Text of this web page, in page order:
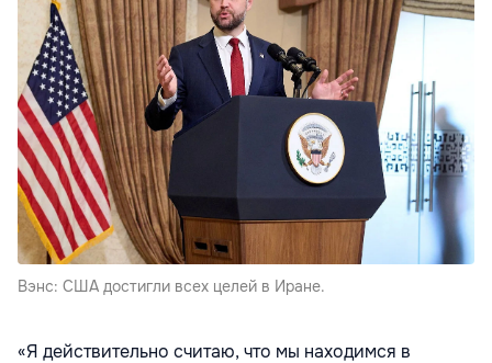
Вэнс: США достигли всех целей в Иране.
«Я действительно считаю, что мы находимся в